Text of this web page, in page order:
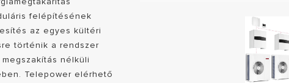
MINDEN TÍPUS KAZÁNOK
felépítésének
az egyes kültéri
történik a rendszer
nélküli
Telepower elérhető